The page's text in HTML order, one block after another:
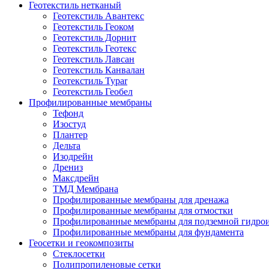
Геотекстиль нетканый
Геотекстиль Авантекс
Геотекстиль Геоком
Геотекстиль Дорнит
Геотекстиль Геотекс
Геотекстиль Лавсан
Геотекстиль Канвалан
Геотекстиль Typar
Геотекстиль Геобел
Профилированные мембраны
Тефонд
Изостуд
Плантер
Дельта
Изодрейн
Дрениз
Максдрейн
ТМД Мембрана
Профилированные мембраны для дренажа
Профилированные мембраны для отмостки
Профилированные мембраны для подземной
Профилированные мембраны для фундамента
Геосетки и геокомпозиты
Стеклосетки
Полипропиленовые сетки